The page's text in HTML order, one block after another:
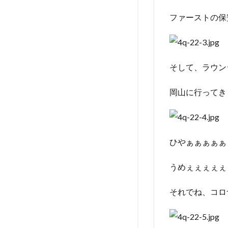
ファーストの
そして、ラウ
岡山に行って
ひやぁぁぁぁ
うめぇぇぇぇ
それでね、コ